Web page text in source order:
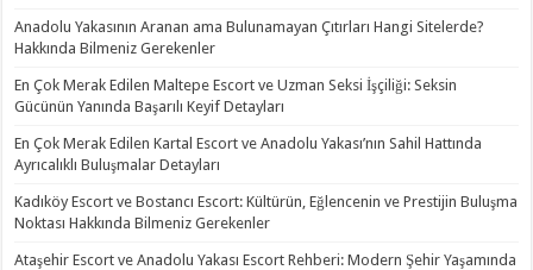
Anadolu Yakasının Aranan ama Bulunamayan Çıtırları Hangi Sitelerde?
Hakkında Bilmeniz Gerekenler
En Çok Merak Edilen Maltepe Escort ve Uzman Seksi İşçiliği: Seksin
Gücünün Yanında Başarılı Keyif Detayları
En Çok Merak Edilen Kartal Escort ve Anadolu Yakası’nın Sahil Hattında
Ayrıcalıklı Buluşmalar Detayları
Kadıköy Escort ve Bostancı Escort: Kültürün, Eğlencenin ve Prestijin Buluşma
Noktası Hakkında Bilmeniz Gerekenler
Ataşehir Escort ve Anadolu Yakası Escort Rehberi: Modern Şehir Yaşamında